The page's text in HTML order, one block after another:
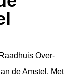
Over-
de Amstel. Met